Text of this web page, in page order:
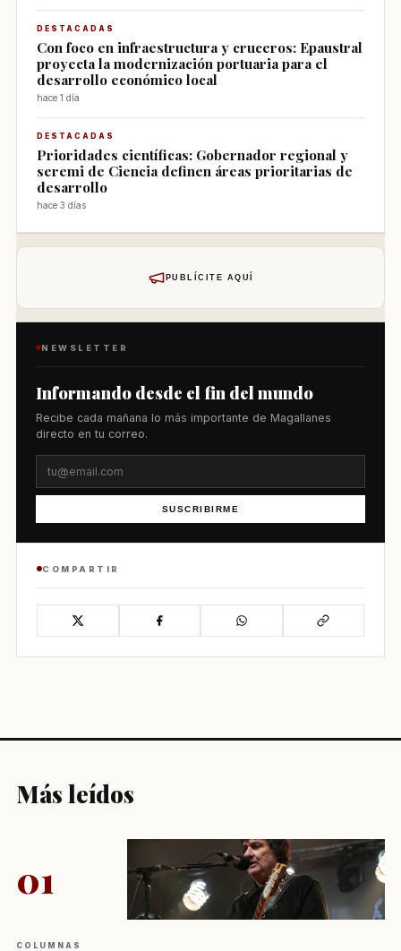
DESTACADAS
Con foco en infraestructura y cruceros: Epaustral
proyecta la modernización portuaria para el
desarrollo económico local
hace 1 día
DESTACADAS
Prioridades científicas: Gobernador regional y
seremi de Ciencia definen áreas prioritarias de
desarrollo
hace 3 días
PUBLÍCITE AQUÍ
NEWSLETTER
Informando desde el fin del mundo
Recibe cada mañana lo más importante de Magallanes
directo en tu correo.
SUSCRIBIRME
COMPARTIR
Más leídos
01
COLUMNAS